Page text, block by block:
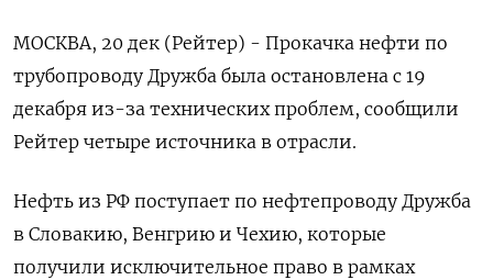
МОСКВА, 20 дек (Рейтер) - Прокачка нефти по
трубопроводу Дружба была остановлена с 19
декабря из-за технических проблем, сообщили
Рейтер четыре источника в отрасли.
Нефть из РФ поступает по нефтепроводу Дружба
в Словакию, Венгрию и Чехию, которые
получили исключительное право в рамках